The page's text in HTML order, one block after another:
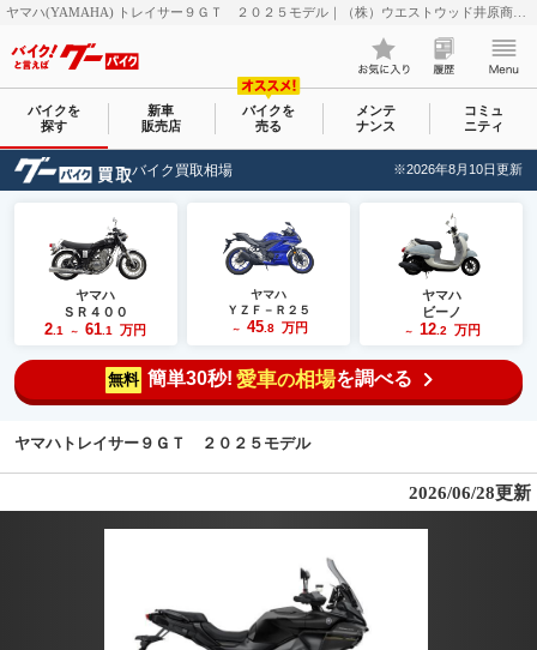
バイクを
探す
新車
販売店
バイクを
売る
メンテ
ナンス
コミュ
ニティ
バイク買取相場 ※2026年8月10日更新
ヤマハ
ＳＲ４００
2 .1 ～ 61 .1 万円
ヤマハ
ＹＺＦ－Ｒ２５
～ 45.8 万円
ヤマハ
ビーノ
～ 12.2 万円
無料 簡単30秒! 愛車の相場を調べる
ヤマハトレイサー９ＧＴ ２０２５モデル
2026/06/28更新